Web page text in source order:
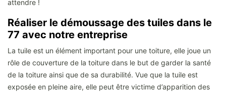
attendre !
Réaliser le démoussage des tuiles dans le
77 avec notre entreprise
La tuile est un élément important pour une toiture, elle joue un
rôle de couverture de la toiture dans le but de garder la santé
de la toiture ainsi que de sa durabilité. Vue que la tuile est
exposée en pleine aire, elle peut être victime d’apparition des